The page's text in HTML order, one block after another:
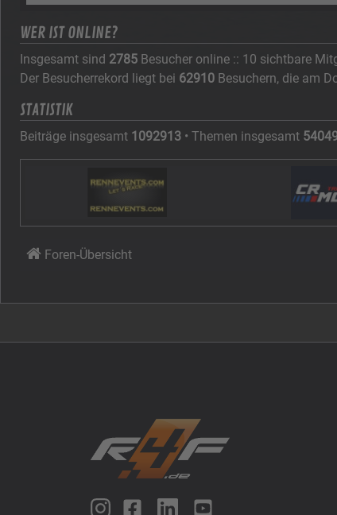
WER IST ONLINE?
Insgesamt sind 2785 Besucher online :: 10 sichtbare
Der Besucherrekord liegt bei 62910 Besuchern, die am
STATISTIK
Beiträge insgesamt 1092913 • Themen insgesamt
Foren-Übersicht